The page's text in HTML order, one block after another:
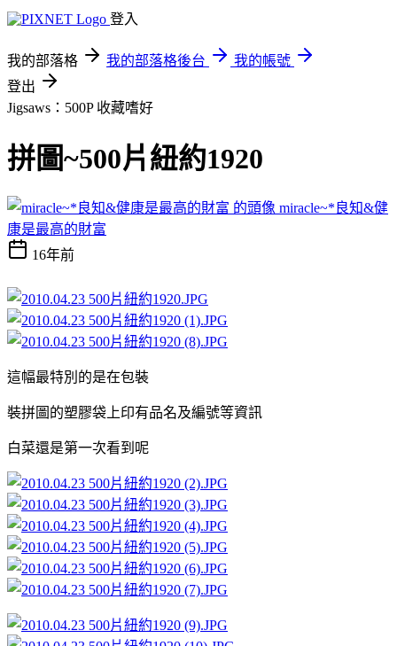
登入
我的部落格 我的部落格後台
我的帳號
登出
Jigsaws：500P 收藏嗜好
拼圖~500片紐約1920
miracle~*良知&健
康是最高的財富
16年前
這幅最特別的是在包裝
裝拼圖的塑膠袋上印有品名及編號等資訊
白菜還是第一次看到呢